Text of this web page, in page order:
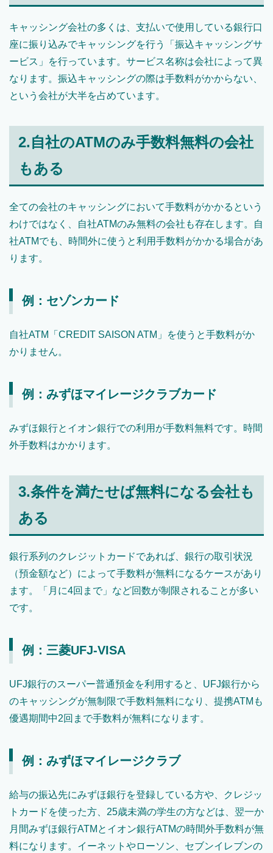
キャッシング会社の多くは、支払いで使用している銀行口
座に振り込みでキャッシングを行う「振込キャッシングサ
ービス」を行っています。サービス名称は会社によって異
なります。振込キャッシングの際は手数料がかからない、
という会社が大半を占めています。
2.自社のATMのみ手数料無料の会社
もある
全ての会社のキャッシングにおいて手数料がかかるという
わけではなく、自社ATMのみ無料の会社も存在します。自
社ATMでも、時間外に使うと利用手数料がかかる場合があ
ります。
例：セゾンカード
自社ATM「CREDIT SAISON ATM」を使うと手数料がか
かりません。
例：みずほマイレージクラブカード
みずほ銀行とイオン銀行での利用が手数料無料です。時間
外手数料はかかります。
3.条件を満たせば無料になる会社も
ある
銀行系列のクレジットカードであれば、銀行の取引状況
（預金額など）によって手数料が無料になるケースがあり
ます。「月に4回まで」など回数が制限されることが多い
です。
例：三菱UFJ-VISA
UFJ銀行のスーパー普通預金を利用すると、UFJ銀行から
のキャッシングが無制限で手数料無料になり、提携ATMも
優遇期間中2回まで手数料が無料になります。
例：みずほマイレージクラブ
給与の振込先にみずほ銀行を登録している方や、クレジッ
トカードを使った方、25歳未満の学生の方などは、翌一か
月間みずほ銀行ATMとイオン銀行ATMの時間外手数料が無
料になります。イーネットやローソン、セブンイレブンの